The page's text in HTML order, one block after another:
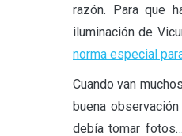
razón. Para que
iluminación de
norma especial
Cuando van
buena
debía tomar